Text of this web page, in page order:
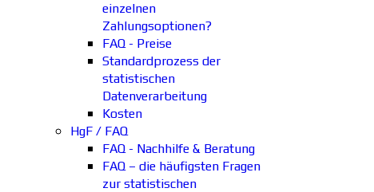
einzelnen
Zahlungsoptionen?
FAQ - Preise
Standardprozess der
statistischen
Datenverarbeitung
Kosten
HgF / FAQ
FAQ - Nachhilfe & Beratung
FAQ – die häufigsten Fragen
zur statistischen